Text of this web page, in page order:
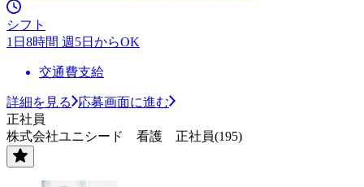
シフト
1日8時間 週5日からOK
交通費支給
詳細を見る
応募画面に進む
正社員
株式会社ユニシード 看護 正社員(195)